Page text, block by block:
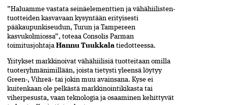
”Haluamme vastata seinäelementtien ja vähähiilisten­
tuotteiden kasvavaan kysyntään erityisesti
pääkaupunki­seudun, Turun ja Tampereen
kasvukolmiossa”, toteaa Consolis Parman
toimitusjohtaja Hannu Tuukkala tiedotteessa.
Yritykset markkinoivat vähähiilisiä tuotteitaan omilla
tuoteryhmänimillään, joista tietysti yleensä löytyy
Green-, Vihreä- tai jokin muu avainsana. Kyse ei
kuitenkaan ole pelkästä markkinointikikasta tai
viherpesusta, vaan teknologia ja osaaminen kehittyvät